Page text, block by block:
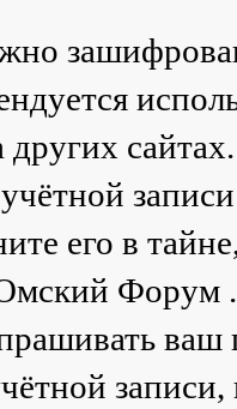
других
его в
Форум
ваш